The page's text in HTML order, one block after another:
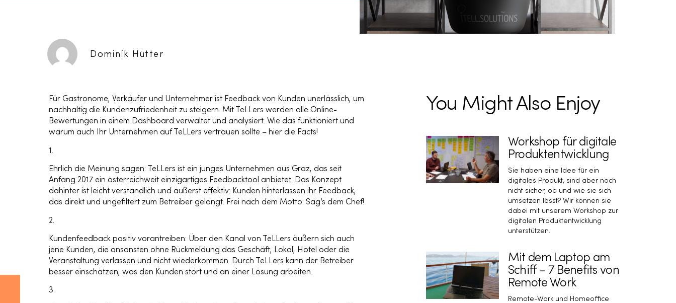
Dominik Hütter
Für Gastronome, Verkäufer und Unternehmer ist Feedback von Kunden unerlässlich, um
nachhaltig die Kundenzufriedenheit zu steigern. Mit TeLLers werden alle Online-
Bewertungen in einem Dashboard verwaltet und analysiert. Wie das funktioniert und
warum auch Ihr Unternehmen auf TeLLers vertrauen sollte – hier die Facts!
1.
Ehrlich die Meinung sagen: TeLLers ist ein junges Unternehmen aus Graz, das seit
Anfang 2017 ein österreichweit einzigartiges Feedbacktool anbietet. Das Konzept
dahinter ist leicht verständlich und äußerst effektiv: Kunden hinterlassen ihr Feedback,
das direkt und ungefiltert zum Betreiber gelangt. Frei nach dem Motto: Sag’s dem Chef!
2.
Kundenfeedback positiv vorantreiben: Über den Kanal von TeLLers äußern sich auch
jene Kunden, die ansonsten ohne Rückmeldung das Geschäft, Lokal, Hotel oder die
Veranstaltung verlassen und nicht wiederkommen. Durch TeLLers kann der Betreiber
besser einschätzen, was den Kunden stört und an einer Lösung arbeiten.
3.
You Might Also Enjoy
Workshop für digitale
Produktentwicklung
Sie haben eine Idee für ein
digitales Produkt, sind aber noch
nicht sicher, ob und wie sie sich
umsetzen lässt? Wir können sie
dabei mit unserem Workshop zur
digitalen Produktentwicklung
unterstützen.
Mit dem Laptop am
Schiff – 7 Benefits von
Remote Work
Remote-Work und Homeoffice